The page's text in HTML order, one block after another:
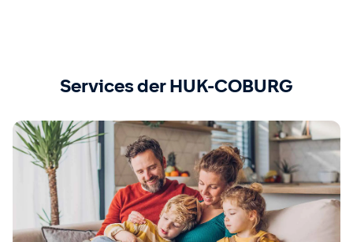
Services der HUK-COBURG